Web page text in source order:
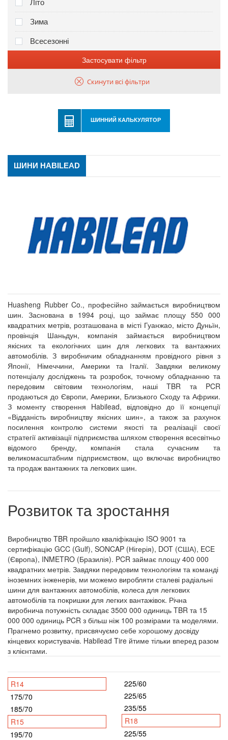
Літо
Зима
Всесезонні
Застосувати фільтр
Скинути всі фільтри
ШИННИЙ КАЛЬКУЛЯТОР
ШИНИ HABILEAD
Huasheng Rubber Co., професійно займається виробництвом
шин. Заснована в 1994 році, що займає площу 550 000
квадратних метрів, розташована в місті Гуанжао, місто Дуньїн,
провінція Шаньдун, компанія займається виробництвом
якісних та екологічних шин для легкових та вантажних
автомобілів. З виробничим обладнанням провідного рівня з
Японії, Німеччини, Америки та Італії. Завдяки великому
потенціалу досліджень та розробок, точному обладнанню та
передовим світовим технологіям, наші TBR та PCR
продаються до Європи, Америки, Близького Сходу та Африки.
З моменту створення Habilead, відповідно до її концепції
«Відданість виробництву якісних шин», а також за рахунок
посилення контролю системи якості та реалізації своєї
стратегії активізації підприємства шляхом створення всесвітньо
відомого бренду, компанія стала сучасним та
великомасштабним підприємством, що включає виробництво
та продаж вантажних та легкових шин.
Розвиток та зростання
Виробництво TBR пройшло кваліфікацію ISO 9001 та
сертифікацію GCC (Gulf), SONCAP (Нігерія), DOT (США), ECE
(Європа), INMETRO (Бразилія). PCR займає площу 400 000
квадратних метрів. Завдяки передовим технологіям та команді
іноземних інженерів, ми можемо виробляти сталеві радіальні
шини для вантажних автомобілів, колеса для легкових
автомобілів та покришки для легких вантажівок. Річна
виробнича потужність складає 3500 000 одиниць TBR та 15
000 000 одиниць PCR з більш ніж 100 розмірами та моделями.
Прагнемо розвитку, присвячуємо себе хорошому досвіду
кінцевих користувачів. Habilead Tire йтиме тільки вперед разом
з клієнтами.
R14
175/70
185/70
R15
195/70
225/60
225/65
235/55
R18
225/55